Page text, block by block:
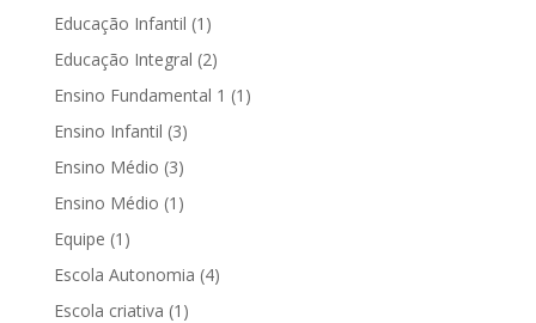
Educação Infantil (1)
Educação Integral (2)
Ensino Fundamental 1 (1)
Ensino Infantil (3)
Ensino Médio (3)
Ensino Médio (1)
Equipe (1)
Escola Autonomia (4)
Escola criativa (1)